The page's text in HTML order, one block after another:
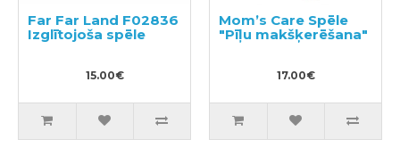
Far Far Land F02836
Izglītojoša spēle
15.00€
Mom’s Care Spēle
"Pīļu makšķerēšana"
17.00€